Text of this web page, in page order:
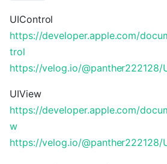
UIControl
https://developer.apple.com/
trol
https://velog.io/@panther222128/
UIView
https://developer.apple.com/
w
https://velog.io/@panther222128/